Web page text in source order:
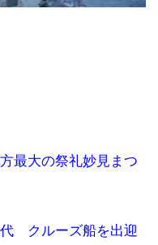
最大の祭礼妙見まつ
代 クルーズ船を出迎